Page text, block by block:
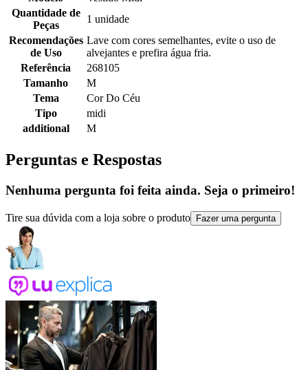
Quantidade de
Peças
1 unidade
Recomendações
de Uso
Lave com cores semelhantes, evite o uso de
alvejantes e prefira água fria.
Referência
268105
Tamanho
M
Tema
Cor Do Céu
Tipo
midi
additional
M
Perguntas e Respostas
Nenhuma pergunta foi feita ainda. Seja o primeiro!
Tire sua dúvida com a loja sobre o produto Fazer uma pergunta